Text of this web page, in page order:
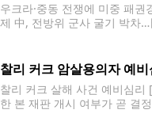
우크라·중동 전쟁에 미중 패
제 中, 전방위 군사 굴기 박차
찰리 커크 암살용의자 예
찰리 커크 살해 사건 예비심
한 본 재판 개시 여부가 곧 결